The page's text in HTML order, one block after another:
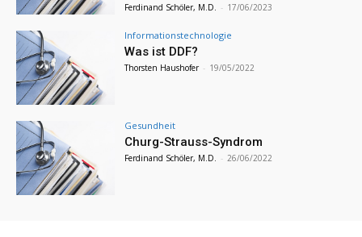
Ferdinand Schöler, M.D. - 17/06/2023
Informationstechnologie
Was ist DDF?
Thorsten Haushofer - 19/05/2022
Gesundheit
Churg-Strauss-Syndrom
Ferdinand Schöler, M.D. - 26/06/2022